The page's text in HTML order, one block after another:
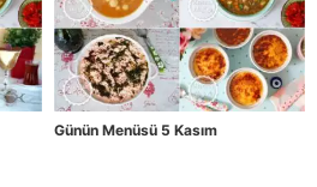
Günün Menüsü 5 Kasım